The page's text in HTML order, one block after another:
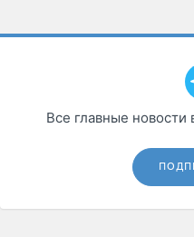
Все главные новости